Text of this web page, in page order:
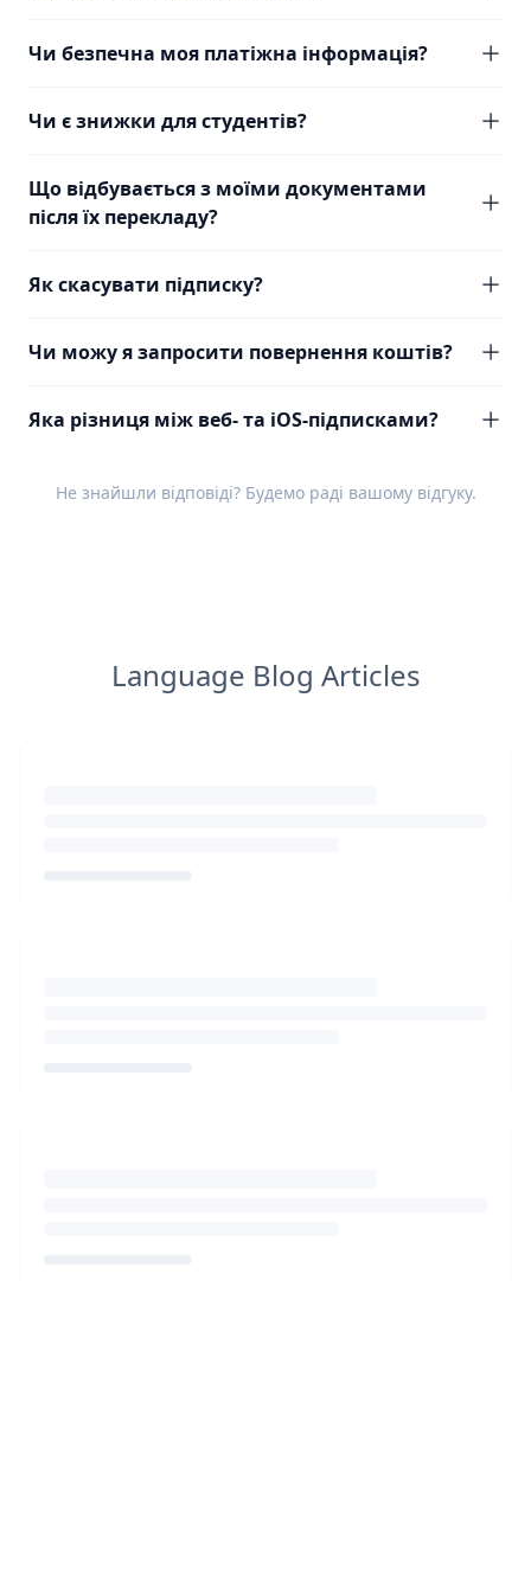
Чи безпечна моя платіжна інформація?
Чи є знижки для студентів?
Що відбувається з моїми документами
після їх перекладу?
Як скасувати підписку?
Чи можу я запросити повернення коштів?
Яка різниця між веб- та iOS-підписками?
Не знайшли відповіді? Будемо раді вашому відгуку.
Language Blog Articles